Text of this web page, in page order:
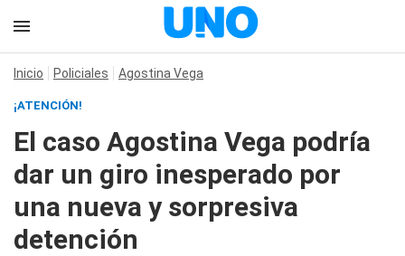
Inicio Policiales Agostina Vega
¡ATENCIÓN!
El caso Agostina Vega podría
dar un giro inesperado por
una nueva y sorpresiva
detención